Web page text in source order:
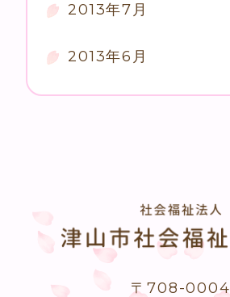
2013年7月
2013年6月
〒708-0004